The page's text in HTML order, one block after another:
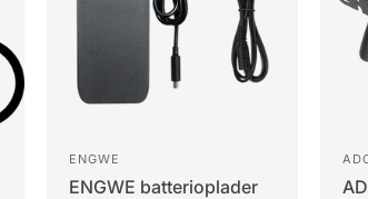
ENGWE
ENGWE batterioplader